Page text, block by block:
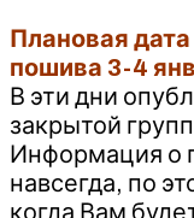
Плановая
пошива 3-4
В эти дни
закрытой
Информация о
навсегда, по
когда Вам